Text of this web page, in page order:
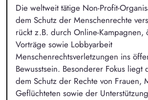
Die weltweit tätige Non-Profit-
dem Schutz der Menschenrechte
rückt z.B. durch Online-Kampagnen,
Vorträge sowie Lobbyarbeit
Menschenrechtsverletzungen ins
Bewusstsein. Besonderer Fokus liegt
dem Schutz der Rechte von Frauen,
Geflüchteten sowie der